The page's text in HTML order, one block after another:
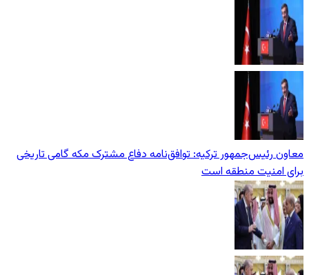
معاون رئیس‌جمهور ترکیه: توافق‌نامه دفاع مشترک مکه گامی تاریخی
برای امنیت منطقه است